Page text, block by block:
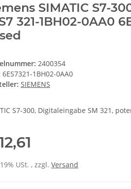
SIMATIC S7-
321-1BH02-0AA0
2400354
6ES7321-1BH02-0AA0
SIEMENS
S7-300, Digitaleingabe SM 321,
USt. , zzgl. Versand